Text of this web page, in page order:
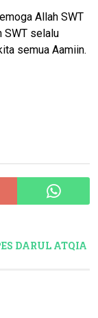
Allah SWT
SWT selalu
semua Aamiin.
DARUL ATQIA